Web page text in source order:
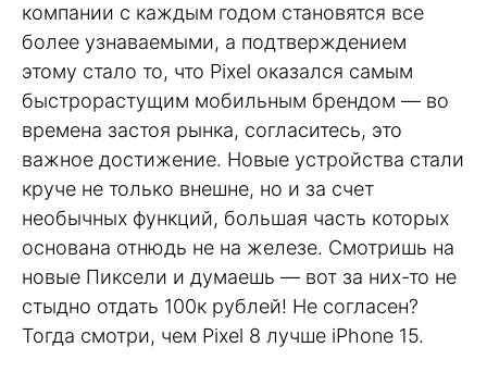
компании с каждым годом становятся все
более узнаваемыми, а подтверждением
этому стало то, что Pixel оказался самым
быстрорастущим мобильным брендом — во
времена застоя рынка, согласитесь, это
важное достижение. Новые устройства стали
круче не только внешне, но и за счет
необычных функций, большая часть которых
основана отнюдь не на железе. Смотришь на
новые Пиксели и думаешь — вот за них-то не
стыдно отдать 100к рублей! Не согласен?
Тогда смотри, чем Pixel 8 лучше iPhone 15.